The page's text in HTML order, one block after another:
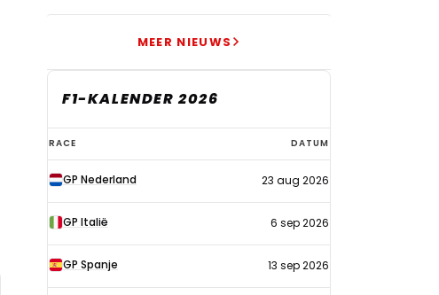
MEER NIEUWS
F1-KALENDER 2026
F1-
kalender
2026
RACE DATUM
GP Nederland 23 aug 2026
GP Italië 6 sep 2026
GP Spanje 13 sep 2026